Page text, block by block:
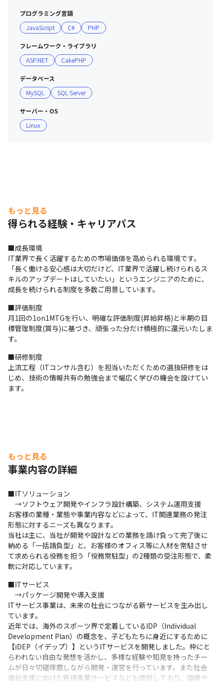
プログラミング言語
JavaScript
C# PHP
フレームワーク・ライブラリ
ASP.NET
CakePHP
データベース
MySQL
SQL Server
サーバー・OS
Linux
もっと見る
得られる経験・キャリアパス
■成長環境
IT業界で長く活躍するための市場価値を高められる環境です。
「長く働ける安心感は大切だけど、IT業界で活躍し続けられるス
キルのアップデートはしていたい」というエンジニアのために、
成長を続けられる制度を多数ご用意しています。
■評価制度
月1回の1on1MTGを行い、明確な評価制度(昇給昇格)と半期の目
標管理制度(賞与)に基づき、頑張った分だけ積極的に還元いたしま
す。
■研修制度
上流工程（ITコンサル含む）を担当いただくための選抜研修をは
じめ、技術の情報共有の勉強会まで幅広く学びの機会を設けてい
ます。
もっと見る
事業内容の詳細
■ITソリューション
→ソフトウェア開発やインフラ設計構築、システム運用支援
お客様の業種・業態や事業内容などによって、IT関連業務の発注
形態に対するニーズも異なります。
当社は主に、当社が開発や設計などの業務を請け負って完了後に
納める「一括請負型」と、お客様のオフィス等に人材を常駐させ
て求められる役務を担う「役務常駐型」の2種類の受注形態で、柔
軟に対応しています。
■ITサービス
→パッケージ開発や導入支援
ITサービス事業は、未来の社会につながる新サービスを生み出し
ています。
近年では、海外のスポーツ界で定着しているIDP（Individual
Development Plan）の概念を、子どもたちに身近にするために
【iDEP（イデップ）】というITサービスを開発しました。枠にと
らわれない自由な発想を活かし、多様な経験や知見を持ったチー
ムが日々切磋琢磨しながら開発・運営を行っています。また社会
福祉支援に向けた新規事業サービスなども提供しており、国境や